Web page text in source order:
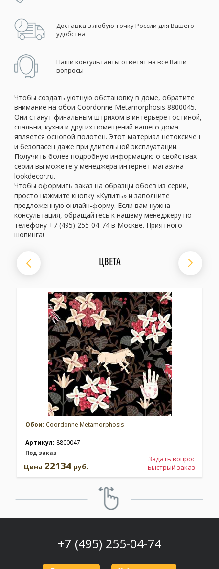
Доставка в любую точку России для Вашего
удобства
Наши консультанты ответят на все Ваши
вопросы
Чтобы создать уютную обстановку в доме, обратите
внимание на обои Coordonne Metamorphosis 8800045.
Они станут финальным штрихом в интерьере гостиной,
спальни, кухни и других помещений вашего дома.
является основой полотен. Этот материал нетоксичен
и безопасен даже при длительной эксплуатации.
Получить более подробную информацию о свойствах
серии вы можете у менеджера интернет-магазина
lookdecor.ru.
Чтобы оформить заказ на образцы обоев из серии,
просто нажмите кнопку «Купить» и заполните
предложенную онлайн-форму. Если вам нужна
консультация, обращайтесь к нашему менеджеру по
телефону +7 (495) 255-04-74 в Москве. Приятного
шопинга!
ЦВЕТА
Обои: Coordonne Metamorphosis
Артикул: 8800047
Под заказ
Задать вопрос
Быстрый заказ
Цена 22134 руб.
+7 (495) 255-04-74